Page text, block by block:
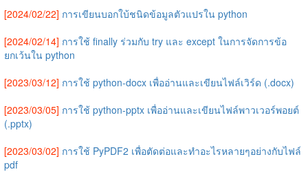
[2024/02/22] การเขียนบอกใบ้ชนิดข้อมูลตัวแปรใน python
[2024/02/14] การใช้ finally ร่วมกับ try และ except ในการจัดการข้อ
ยกเว้นใน python
[2023/03/12] การใช้ python-docx เพื่ออ่านและเขียนไฟล์เวิร์ด (.docx)
[2023/03/05] การใช้ python-pptx เพื่ออ่านและเขียนไฟล์พาวเวอร์พอยต์
(.pptx)
[2023/03/02] การใช้ PyPDF2 เพื่อตัดต่อและทำอะไรหลายๆอย่างกับไฟล์
pdf